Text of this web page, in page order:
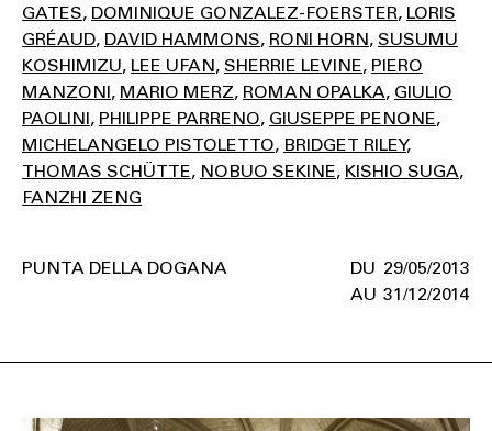
GATES DOMINIQUE GONZALEZ-FOERSTER LORIS
GRÉAUD DAVID HAMMONS RONI HORN SUSUMU
KOSHIMIZU LEE UFAN SHERRIE LEVINE PIERO
MANZONI MARIO MERZ ROMAN OPALKA GIULIO
PAOLINI PHILIPPE PARRENO GIUSEPPE PENONE
MICHELANGELO PISTOLETTO BRIDGET RILEY
THOMAS SCHÜTTE NOBUO SEKINE KISHIO SUGA
FANZHI ZENG
29/05/2013
31/12/2014
PUNTA DELLA DOGANA